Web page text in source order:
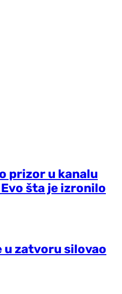
prizor u kanalu
šta je izronilo
u zatvoru silovao